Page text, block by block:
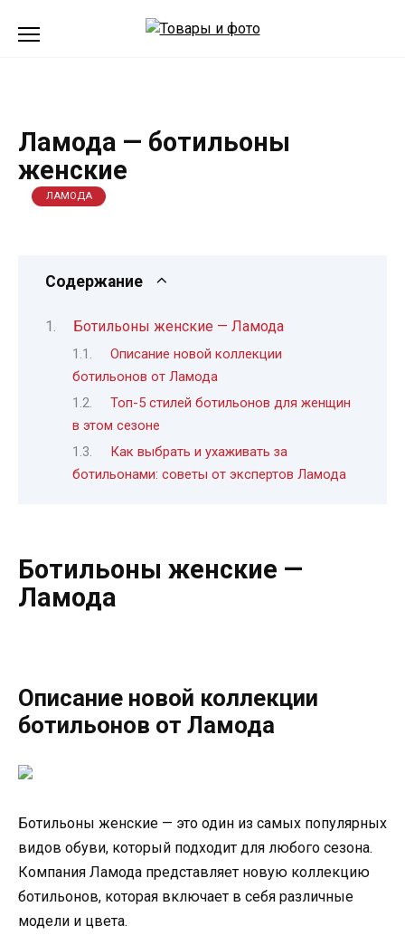
Ламода — ботильоны
женские
ЛАМОДА
Содержание
Ботильоны женские — Ламода
Описание новой коллекции
ботильонов от Ламода
Топ-5 стилей ботильонов для женщин
в этом сезоне
Как выбрать и ухаживать за
ботильонами: советы от экспертов Ламода
Ботильоны женские —
Ламода
Описание новой коллекции
ботильонов от Ламода
Ботильоны женские — это один из самых популярных
видов обуви, который подходит для любого сезона.
Компания Ламода представляет новую коллекцию
ботильонов, которая включает в себя различные
модели и цвета.